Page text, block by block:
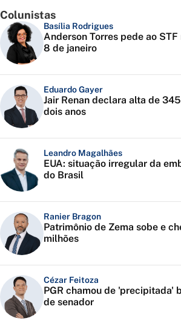
Colunistas
Basília Rodrigues
Anderson Torres pede ao
8 de janeiro
Eduardo Gayer
Jair Renan declara alta de
dois anos
Leandro Magalhães
EUA: situação irregular da
do Brasil
Ranier Bragon
Patrimônio de Zema sobe e
milhões
Cézar Feitoza
PGR chamou de 'precipitada'
de senador